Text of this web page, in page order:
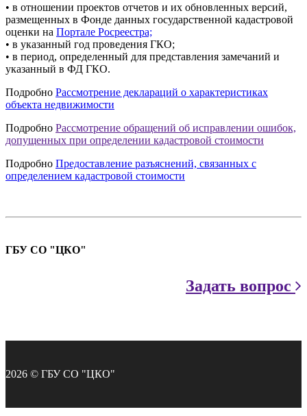
• в отношении проектов отчетов и их обновленных версий,
размещенных в Фонде данных государственной кадастровой
оценки на Портале Росреестра;
• в указанный год проведения ГКО;
• в период, определенный для представления замечаний и
указанный в ФД ГКО.
Подробно Рассмотрение деклараций о характеристиках
объекта недвижимости
Подробно Рассмотрение обращений об исправлении ошибок,
допущенных при определении кадастровой стоимости
Подробно Предоставление разъяснений, связанных с
определением кадастровой стоимости
ГБУ СО "ЦКО"
Задать вопрос
2026 © ГБУ СО "ЦКО"